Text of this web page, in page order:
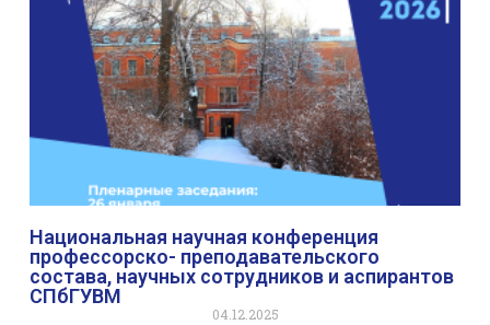
Национальная научная конференция
профессорско- преподавательского
состава, научных сотрудников и аспирантов
СПбГУВМ
04.12.2025